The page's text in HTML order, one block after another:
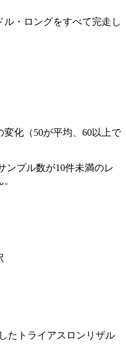
・ロングをすべて完走し
化（50が平均、60以上で
プル数が10件未満のレ
たトライアスロンリザル